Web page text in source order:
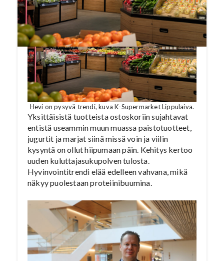
Hevi on pysyvä trendi, kuva K-Supermarket Lippulaiva.
Yksittäisistä tuotteista ostoskoriin sujahtavat
entistä useammin muun muassa paistotuotteet,
jugurtit ja marjat siinä missä voin ja viilin
kysyntä on ollut hiipumaan päin. Kehitys kertoo
uuden kuluttajasukupolven tulosta.
Hyvinvointitrendi elää edelleen vahvana, mikä
näkyy puolestaan proteiinibuumina.